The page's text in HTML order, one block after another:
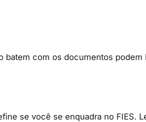
batem com os documentos podem
se você se enquadra no FIES.